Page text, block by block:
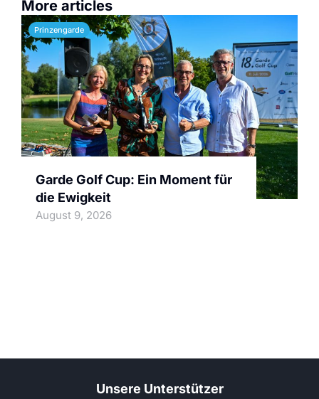
More articles
Prinzengarde
Garde Golf Cup: Ein Moment für
die Ewigkeit
August 9, 2026
Unsere Unterstützer